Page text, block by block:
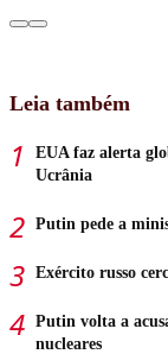
Leia também
EUA faz alerta
Ucrânia
Putin pede a
Exército russo
Putin volta a
nucleares